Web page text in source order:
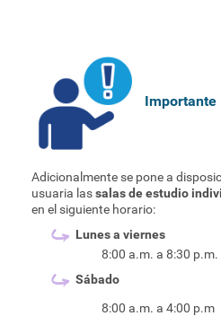
Importante
Adicionalmente se pone a
usuaria lassalas de estudio
en el siguiente horario:
Lunes a viernes
8:00 a.m. a 8:30 p.m.
Sábado
8:00 a.m. a 4:00 p.m